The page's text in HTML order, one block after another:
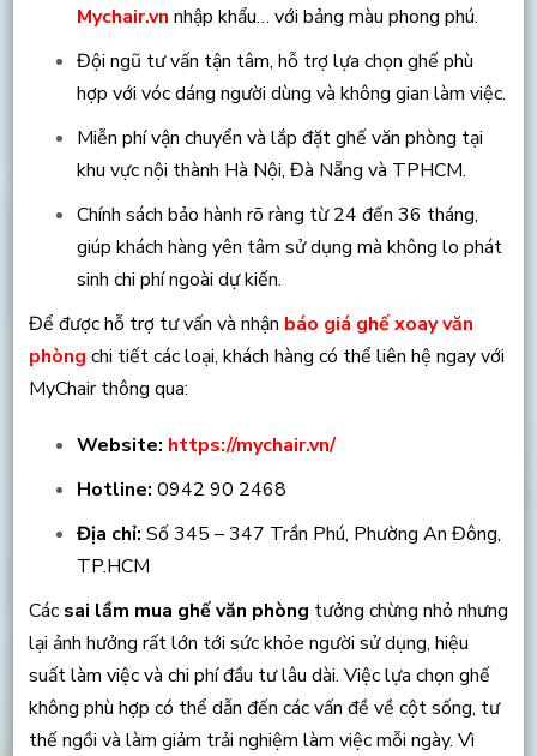
Mychair.vn nhập khẩu… với bảng màu phong phú.
Đội ngũ tư vấn tận tâm, hỗ trợ lựa chọn ghế phù
hợp với vóc dáng người dùng và không gian làm việc.
Miễn phí vận chuyển và lắp đặt ghế văn phòng tại
khu vực nội thành Hà Nội, Đà Nẵng và TPHCM.
Chính sách bảo hành rõ ràng từ 24 đến 36 tháng,
giúp khách hàng yên tâm sử dụng mà không lo phát
sinh chi phí ngoài dự kiến.
Để được hỗ trợ tư vấn và nhận báo giá ghế xoay văn
phòng chi tiết các loại, khách hàng có thể liên hệ ngay với
MyChair thông qua:
Website: https://mychair.vn/
Hotline: 0942 90 2468
Địa chỉ: Số 345 – 347 Trần Phú, Phường An Đông,
TP.HCM
Cácsai lầm mua ghế văn phòng tưởng chừng nhỏ nhưng
lại ảnh hưởng rất lớn tới sức khỏe người sử dụng, hiệu
suất làm việc và chi phí đầu tư lâu dài. Việc lựa chọn ghế
không phù hợp có thể dẫn đến các vấn đề về cột sống, tư
thế ngồi và làm giảm trải nghiệm làm việc mỗi ngày. Vì